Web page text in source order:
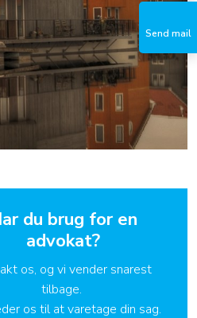
Send mail
du brug for en
advokat?
os, og vi vender snarest
tilbage.
os til at varetage din sag.